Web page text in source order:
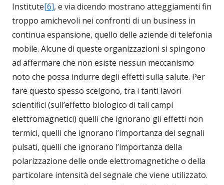
Institute[6], e via dicendo mostrano atteggiamenti fin
troppo amichevoli nei confronti di un business in
continua espansione, quello delle aziende di telefonia
mobile. Alcune di queste organizzazioni si spingono
ad affermare che non esiste nessun meccanismo
noto che possa indurre degli effetti sulla salute. Per
fare questo spesso scelgono, tra i tanti lavori
scientifici (sull’effetto biologico di tali campi
elettromagnetici) quelli che ignorano gli effetti non
termici, quelli che ignorano l’importanza dei segnali
pulsati, quelli che ignorano l’importanza della
polarizzazione delle onde elettromagnetiche o della
particolare intensità del segnale che viene utilizzato.